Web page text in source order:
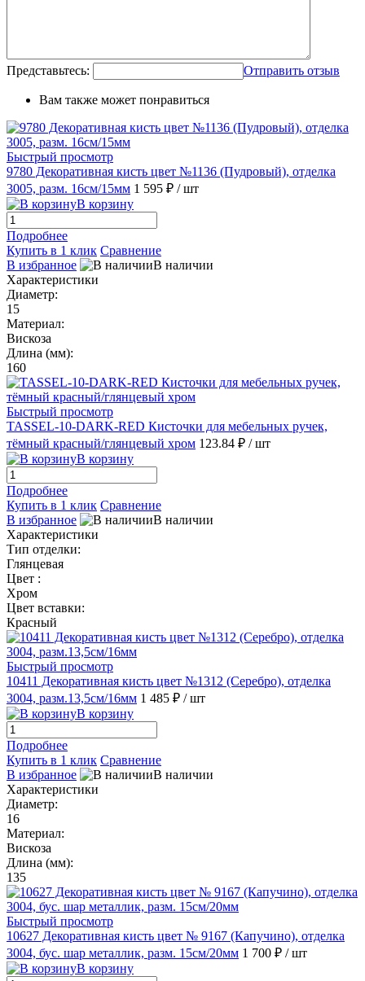
Представьтесь: Отправить отзыв
Вам также может понравиться
Быстрый просмотр
9780 Декоративная кисть цвет №1136 (Пудровый), отделка
3005, разм. 16см/15мм 1 595 ₽ / шт
В корзину
Подробнее
Купить в 1 клик Сравнение
В избранное
В наличии
Характеристики
Диаметр:
15
Материал:
Вискоза
Длина (мм):
160
Быстрый просмотр
TASSEL-10-DARK-RED Кисточки для мебельных ручек,
тёмный красный/глянцевый хром 123.84 ₽ / шт
В корзину
Подробнее
Купить в 1 клик Сравнение
В избранное
В наличии
Характеристики
Тип отделки:
Глянцевая
Цвет :
Хром
Цвет вставки:
Красный
Быстрый просмотр
10411 Декоративная кисть цвет №1312 (Серебро), отделка
3004, разм.13,5см/16мм 1 485 ₽ / шт
В корзину
Подробнее
Купить в 1 клик Сравнение
В избранное
В наличии
Характеристики
Диаметр:
16
Материал:
Вискоза
Длина (мм):
135
Быстрый просмотр
10627 Декоративная кисть цвет № 9167 (Капучино), отделка
3004, бус. шар металлик, разм. 15см/20мм 1 700 ₽ / шт
В корзину